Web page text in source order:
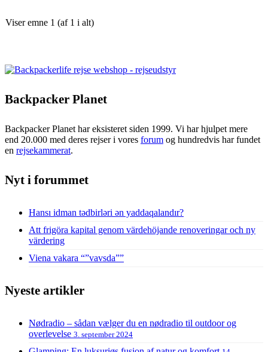
Viser emne 1 (af 1 i alt)
Backpacker Planet
Backpacker Planet har eksisteret siden 1999. Vi har hjulpet mere
end 20.000 med deres rejser i vores forum og hundredvis har fundet
en rejsekammerat.
Nyt i forummet
Hansı idman tədbirləri ən yaddaqalandır?
Att frigöra kapital genom värdehöjande renoveringar och ny
värdering
Viena vakara “”vavsda””
Nyeste artikler
Nødradio – sådan vælger du en nødradio til outdoor og
overlevelse 3. september 2024